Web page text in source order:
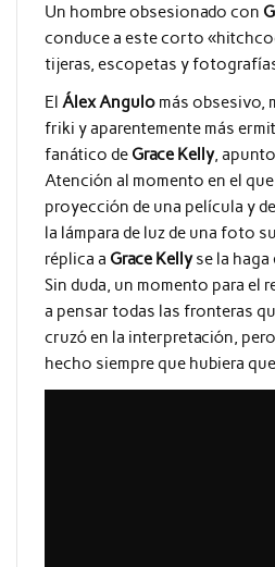
Un hombre obsesionado con
conduce a este corto
tijeras, escopetas y
El Álex Angulomás obsesivo,
friki y aparentemente más
fanático de Grace Kelly,
Atención al momento en el que
proyección de una película y
la lámpara de luz de una foto
réplica a Grace Kellyse la haga
Sin duda, un momento para el
a pensar todas las fronteras
cruzó en la interpretación,
hecho siempre que hubiera